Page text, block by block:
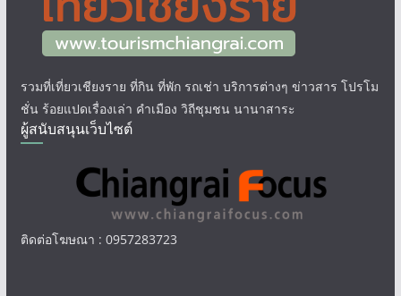
รวมที่เที่ยวเชียงราย ที่กิน ที่พัก รถเช่า บริการต่างๆ ข่าวสาร โปรโม
ชั่น ร้อยแปดเรื่องเล่า คำเมือง วิถีชุมชน นานาสาระ
ผู้สนับสนุนเว็บไซต์
ติดต่อโฆษณา : 0957283723